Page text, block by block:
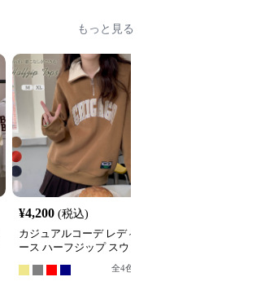
もっと見る
¥4,200 (税込)
カジュアルコーデ レディ
ース ハーフジップ スウ
ェット ゆったり カジュ
アル トップス
全4色